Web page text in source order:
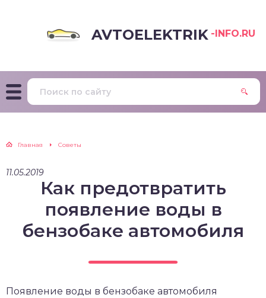
AVTOELEKTRIK -INFO.RU
Главная Советы
11.05.2019
Как предотвратить
появление воды в
бензобаке автомобиля
Появление воды в бензобаке автомобиля